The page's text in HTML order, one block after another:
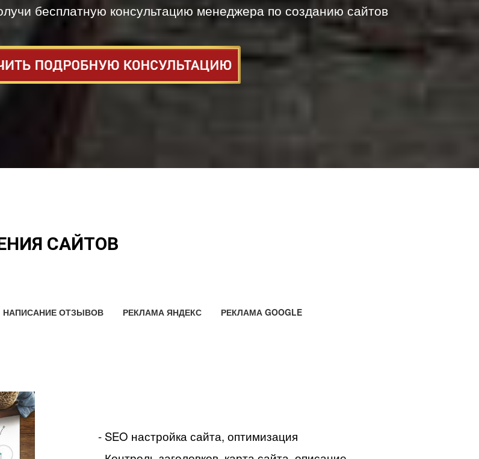
бесплатную консультацию менеджера по созданию сайтов
САЙТОВ
НАПИСАНИЕ ОТЗЫВОВ РЕКЛАМА ЯНДЕКС РЕКЛАМА GOOGLE
- SEO настройка сайта, оптимизация